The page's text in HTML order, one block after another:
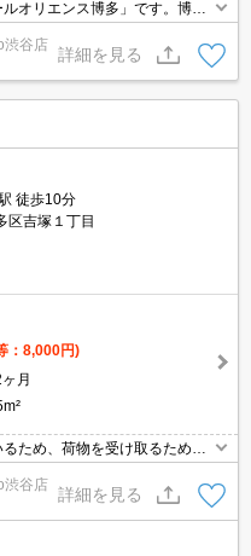
オリエンス博多」です。博多
ります。室内設備は浴室乾燥
え付けています。こちらのお
。
渋谷店
詳細を見る
徒歩10分
区吉塚１丁目
：8,000円)
月
ため、荷物を受け取るために
ュリティ面は、オートロッ
るので、防犯対策もばっちりで
機など豊富に揃っており、過
BS・CSに加入することがで
渋谷店
詳細を見る